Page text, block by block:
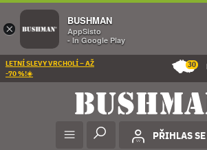
LETNÍ SLEVY VRCHOLÍ – AŽ
-70 %!☀️
30
PŘIHLAS SE
×
BUSHMAN
AppSisto
- In Google Play